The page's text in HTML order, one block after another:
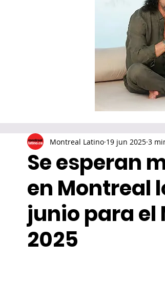
Se esperan
en Montreal
junio para el
2025
Montreal Latino 19 jun 2025 3